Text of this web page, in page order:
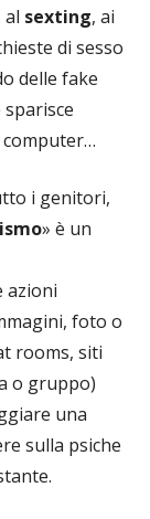
al sexting, ai
di sesso
delle fake
computer…
i genitori,
» è un
azioni
foto o
rooms, siti
o gruppo)
una
sulla psiche